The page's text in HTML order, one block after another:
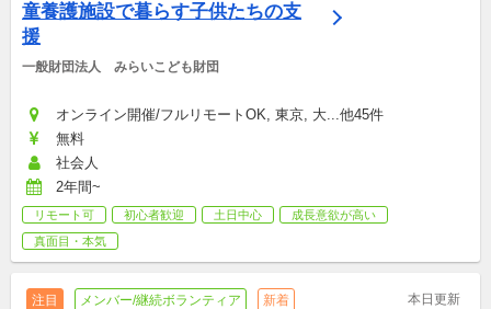
童養護施設で暮らす子供たちの支
援
一般財団法人　みらいこども財団
オンライン開催/フルリモートOK, 東京, 大...他45件
無料
社会人
2年間~
リモート可 初心者歓迎 土日中心
成長意欲が高い
真面目・本気
注目 メンバー/継続ボランティア 新着 本日更新